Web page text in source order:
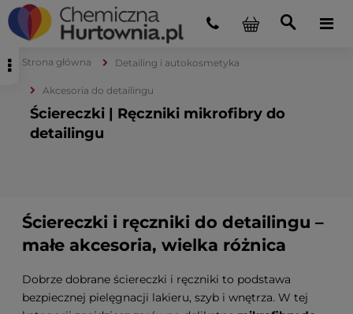
Strona główna Detailing i autokosmetyka
Akcesoria do detailingu
Ściereczki | Ręczniki mikrofibry do
detailingu
Ściereczki i ręczniki do detailingu –
małe akcesoria, wielka różnica
Dobrze dobrane ściereczki i ręczniki to podstawa
bezpiecznej pielęgnacji lakieru, szyb i wnętrza. W tej